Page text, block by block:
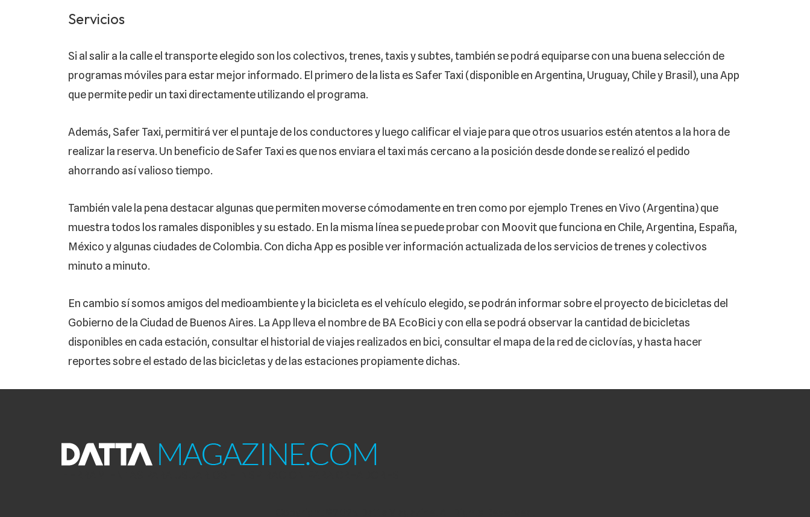
Servicios
Si al salir a la calle el transporte elegido son los colectivos, trenes, taxis y subtes, también se podrá equiparse con una buena selección de
programas móviles para estar mejor informado. El primero de la lista es Safer Taxi (disponible en Argentina, Uruguay, Chile y Brasil), una App
que permite pedir un taxi directamente utilizando el programa.
Además, Safer Taxi, permitirá ver el puntaje de los conductores y luego calificar el viaje para que otros usuarios estén atentos a la hora de
realizar la reserva. Un beneficio de Safer Taxi es que nos enviara el taxi más cercano a la posición desde donde se realizó el pedido
ahorrando así valioso tiempo.
También vale la pena destacar algunas que permiten moverse cómodamente en tren como por ejemplo Trenes en Vivo (Argentina) que
muestra todos los ramales disponibles y su estado. En la misma línea se puede probar con Moovit que funciona en Chile, Argentina, España,
México y algunas ciudades de Colombia. Con dicha App es posible ver información actualizada de los servicios de trenes y colectivos
minuto a minuto.
En cambio sí somos amigos del medioambiente y la bicicleta es el vehículo elegido, se podrán informar sobre el proyecto de bicicletas del
Gobierno de la Ciudad de Buenos Aires. La App lleva el nombre de BA EcoBici y con ella se podrá observar la cantidad de bicicletas
disponibles en cada estación, consultar el historial de viajes realizados en bici, consultar el mapa de la red de ciclovías, y hasta hacer
reportes sobre el estado de las bicicletas y de las estaciones propiamente dichas.